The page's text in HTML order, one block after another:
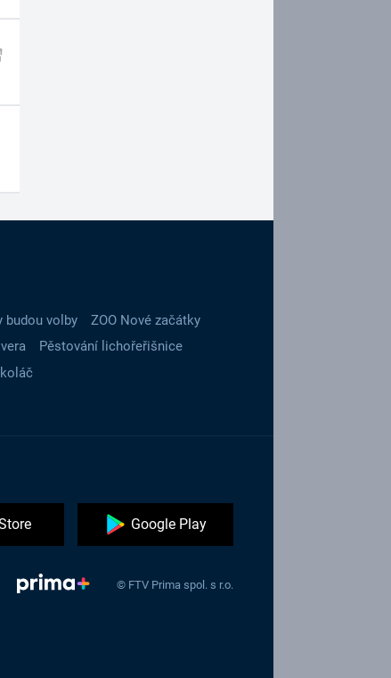
budou volby
ZOO Nové začátky
Pěstování lichořeřišnice
Google Play
© FTV Prima spol. s r.o.